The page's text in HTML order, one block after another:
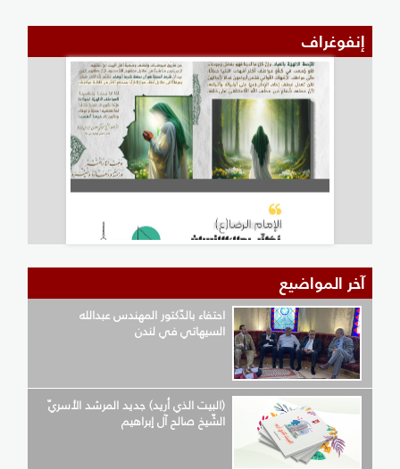
إنفوغراف
آخر المواضيع
احتفاء بالدّكتور المهندس عبدالله
السيهاتي في لندن
(البيت الذي أريد) جديد المرشد الأسريّ
الشّيخ صالح آل إبراهيم